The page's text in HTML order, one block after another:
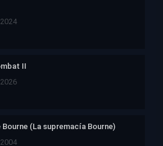
2024
II
2026
Bourne (La supremacía Bourne)
2004